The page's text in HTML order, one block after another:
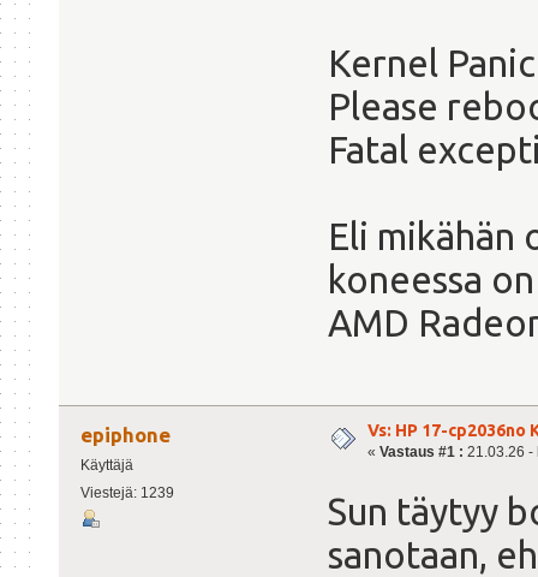
Kernel Panic
Please
Fatal
Eli mikähän
koneessa
AMD
epiphone
Käyttäjä
Viestejä: 1239
Vs: HP 17-cp2036no
« Vastaus #1 : 21.03.26 -
Sun täytyy
sanotaan,